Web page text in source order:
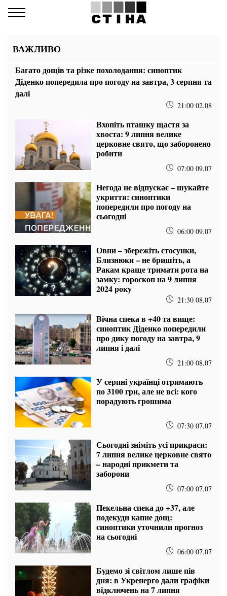
ВАЖЛИВО
Багато дощів та різке похолодання: синоптик
Діденко попередила про погоду на завтра, 3 серпня та
далі
21:00 02.08
Вхопіть пташку щастя за
хвоста: 9 липня велике
церковне свято, що заборонено
робити
07:00 09.07
Негода не відпускає – шукайте
укриття: синоптики
попередили про погоду на
сьогодні
06:00 09.07
Овни – збережіть стосунки,
Близнюки – не бришіть, а
Ракам краще тримати рота на
замку: гороскоп на 9 липня
2024 року
21:30 08.07
Вічна спека в +40 та вище:
синоптик Діденко попередили
про дику погоду на завтра, 9
липня і далі
21:00 08.07
У серпні українці отримають
по 3100 грн, але не всі: кого
порадують грошима
07:30 07.07
Сьогодні зніміть усі прикраси:
7 липня велике церковне свято
– народні прикмети та
заборони
07:00 07.07
Пекельна спека до +37, але
подекуди капне дощ:
синоптики уточнили прогноз
на сьогодні
06:00 07.07
Будемо зі світлом лише пів
дня: в Укренерго дали графіки
відключень на 7 липня